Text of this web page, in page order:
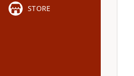
STORE